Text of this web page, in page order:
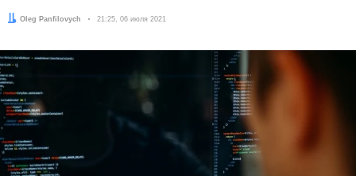
Автор:
Oleg Panfilovych Дата:
21:25, 06 июля 2021